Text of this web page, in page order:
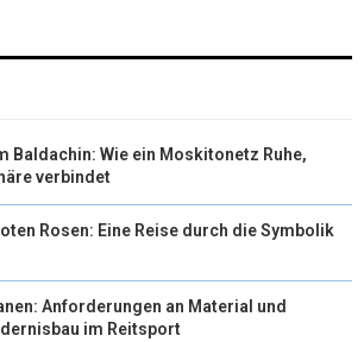
Baldachin: Wie ein Moskitonetz Ruhe,
verbindet
Rosen: Eine Reise durch die Symbolik
Anforderungen an Material und
im Reitsport